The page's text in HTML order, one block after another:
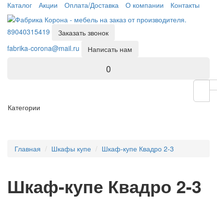
Каталог Акции Оплата/Доставка О компании Контакты
89040315419
Заказать звонок
fabrika-corona@mail.ru
Написать нам
0
Категории
Главная Шкафы купе Шкаф-купе Квадро 2-3
Шкаф-купе Квадро 2-3